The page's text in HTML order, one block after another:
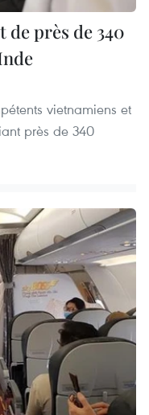
de près de 340
vietnamiens et
près de 340